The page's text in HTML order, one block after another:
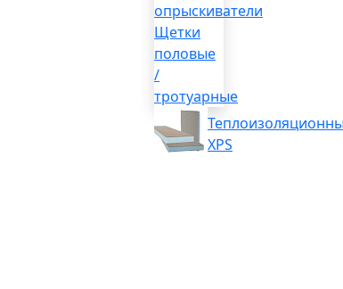
опрыскиватели
Щетки
половые
/
тротуарные
XPS